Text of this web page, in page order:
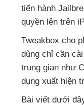
tiến hành
quyền lên trên
Tweakbox cho
dùng chỉ cần
trung gian như
dụng xuất hiện
Bài viết dưới